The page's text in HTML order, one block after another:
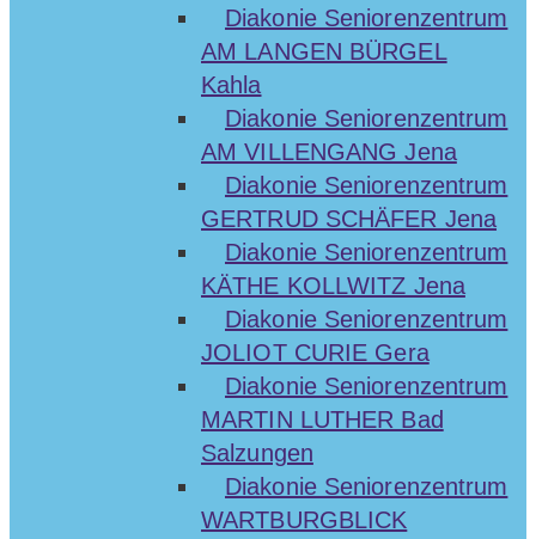
Diakonie Seniorenzentrum
AM LANGEN BÜRGEL
Kahla
Diakonie Seniorenzentrum
AM VILLENGANG Jena
Diakonie Seniorenzentrum
GERTRUD SCHÄFER Jena
Diakonie Seniorenzentrum
KÄTHE KOLLWITZ Jena
Diakonie Seniorenzentrum
JOLIOT CURIE Gera
Diakonie Seniorenzentrum
MARTIN LUTHER Bad
Salzungen
Diakonie Seniorenzentrum
WARTBURGBLICK